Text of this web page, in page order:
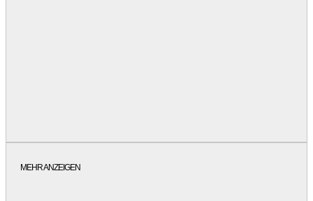
MEHR ANZEIGEN